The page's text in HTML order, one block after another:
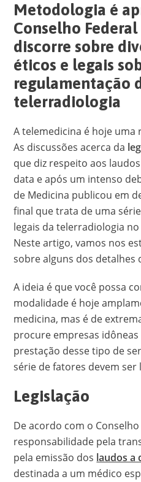
Metodologia é
Conselho
discorre sobre
éticos e legais
regulamentação
telerradiologia
A telemedicina é hoje uma
As discussões acerca da
que diz respeito aos
data e após um intenso
de Medicina publicou em
final que trata de uma
legais da telerradiologia no
Neste artigo, vamos nos
sobre alguns dos detalhes
A ideia é que você possa
modalidade é hoje
medicina, mas é de
procure empresas
prestação desse tipo de
série de fatores devem
Legislação
De acordo com o
responsabilidade pela
pela emissão dos laudos a
destinada a um médico